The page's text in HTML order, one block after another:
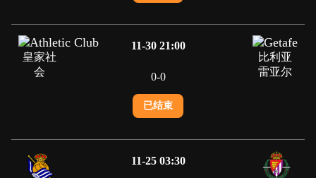
11-30 21:00
皇家社
会
0-0
比利亚
雷亚尔
已结束
11-25 03:30